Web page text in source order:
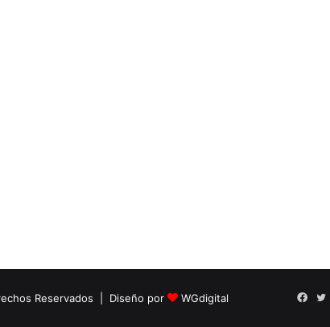
Reservados | Diseño por WGdigital